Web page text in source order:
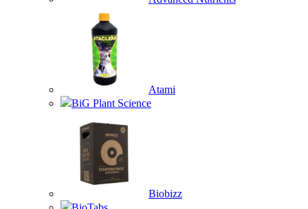
Atami
BiG Plant Science
Biobizz